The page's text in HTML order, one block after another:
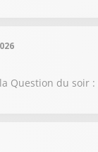
Question du soir